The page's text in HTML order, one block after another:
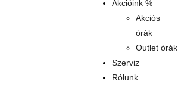
Akcióink %
Akciós
órák
Outlet órák
Szerviz
Rólunk